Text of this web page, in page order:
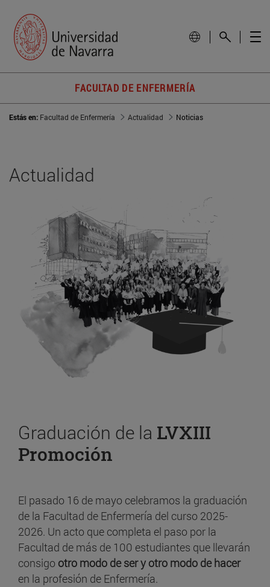
FACULTAD DE ENFERMERÍA
Estás en: Facultad de Enfermería Actualidad Noticias
Actualidad
Graduación de la LVXIII
Promoción
El pasado 16 de mayo celebramos la graduación
de la Facultad de Enfermería del curso 2025-
2026. Un acto que completa el paso por la
Facultad de más de 100 estudiantes que llevarán
consigo otro modo de ser y otro modo de hacer
en la profesión de Enfermería.